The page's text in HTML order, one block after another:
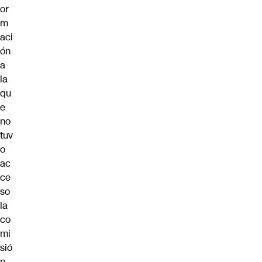
or
m
aci
ón
a
la
qu
e
no
tuv
o
ac
ce
so
la
co
mi
sió